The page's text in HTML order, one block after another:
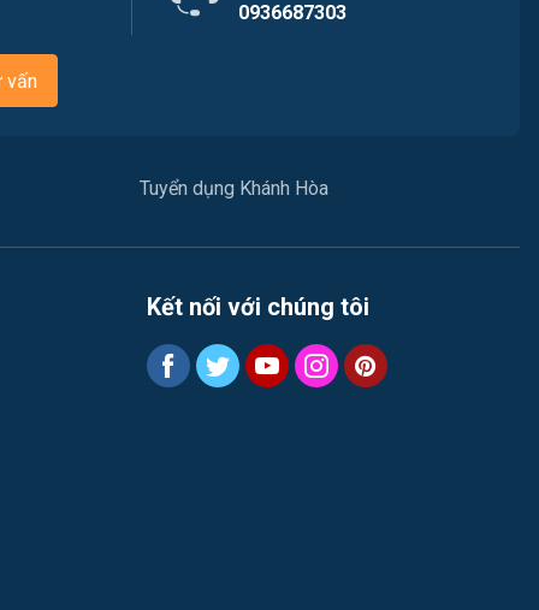
Quản lý chất lượng (QA/QC)
Tài chính / Đầu tư
Tư vấn / Chăm Sóc Khách Hàng
Vận chuyển / Giao nhận / Kho vận
Việc làm Xã Nam Ninh Hòa
Việc làm Xã Vạn Hưng
Việc làm Xã Tu Bông
Việc làm Xã Đại Lãnh
0936687303
vấn
Tuyển dụng Khánh Hòa
Kết nối với chúng tôi